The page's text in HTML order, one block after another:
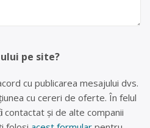
pe site?
cu publicarea mesajului dvs.
cu cereri de oferte. În felul
contactat și de alte companii